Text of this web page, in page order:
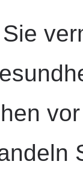
Sie